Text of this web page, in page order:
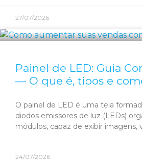
27/07/2026
Painel de LED: Guia
— O que é, tipos e
O painel de LED é uma tela
diodos emissores de luz (LEDs)
módulos, capaz de exibir imagens,
24/07/2026